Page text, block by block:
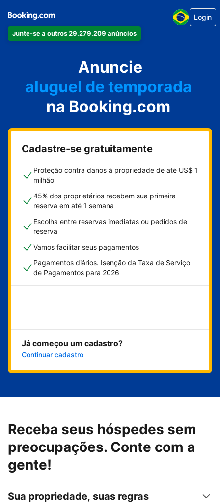
Junte-se a outros 29.279.209 anúncios
Login
Anuncie
seu apartamento
seu hotel
aluguel de temporada
sua pousada
sua casa
na Booking.com
Cadastre-se gratuitamente
Proteção contra danos à propriedade de até US$ 1
milhão
45% dos proprietários recebem sua primeira
reserva em até 1 semana
Escolha entre reservas imediatas ou pedidos de
reserva
Vamos facilitar seus pagamentos
Pagamentos diários. Isenção da Taxa de Serviço
de Pagamentos para 2026
Comece agora
Já começou um cadastro?
Continuar cadastro
Receba seus hóspedes sem
preocupações. Conte com a
gente!
Sua propriedade, suas regras